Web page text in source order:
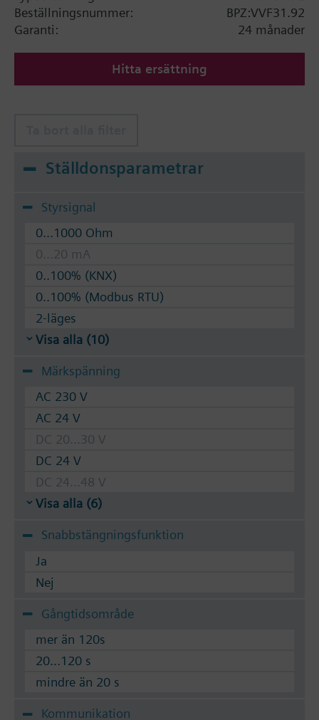
Δ Ps = Max. tillåten tryckdifferens
(stängningstryck), vid vilken ventilen och ställdonet
säkert kan stänga (nödstängning)
Beställningsnummer:
BPZ:VVF31.92
Garanti:
24 månader
Hitta ersättning
Ställdonsparametrar
Styrsignal
0...1000 Ohm
0...20 mA
0..100% (KNX)
0..100% (Modbus RTU)
2-läges
Visa alla (10)
Märkspänning
AC 230 V
AC 24 V
DC 20...30 V
DC 24 V
DC 24...48 V
Visa alla (6)
Snabbstängningsfunktion
Ja
Nej
Gångtidsområde
mer än 120s
20...120 s
mindre än 20 s
Kommunikation